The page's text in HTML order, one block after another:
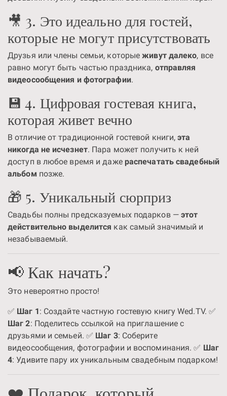
🎥 3. Это идеально для гостей,
которые не могут присутствовать
Друзья или члены семьи, которыеживут далеко, все
равно могут быть частью праздника, отправляя
видеосообщения и фотографии.
💾 4. Цифровая гостевая книга,
которая живет вечно
В отличие от традиционной гостевой книги,эта
никогда не исчезнет. Пара может получить к ней
доступ в любое время и даже распечатать свадебный
альбом позже.
🎁 5. Уникальный сюрприз
Свадьбы полны предсказуемых подарков — этот
действительно выделится как самый значимый и
незабываемый.
📢 Как начать?
Это невероятно просто!
✅ Шаг 1: Создайте частную гостевую книгу Wed.TV. ✅
Шаг 2: Поделитесь ссылкой на приглашение с
друзьями и семьей. ✅ Шаг 3: Соберите
видеосообщения, фотографии и воспоминания. ✅ Шаг
4: Удивите пару их уникальным свадебным подарком!